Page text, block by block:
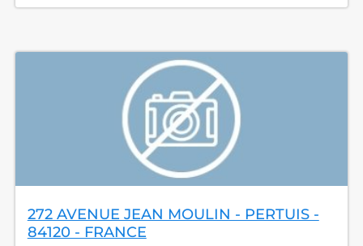
272 AVENUE JEAN MOULIN - PERTUIS -
84120 - FRANCE